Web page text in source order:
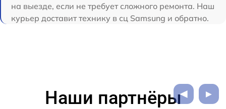
на выезде, если не требует сложного ремонта. Наш
курьер доставит технику в сц Samsung и обратно.
Наши партнёры